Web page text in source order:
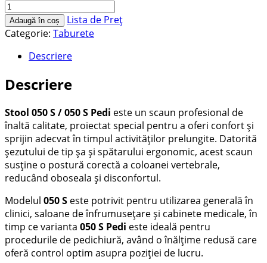
Adaugă în coș
Lista de Preț
Categorie: Taburete
Descriere
Descriere
Stool 050 S / 050 S Pedi este un scaun profesional de
înaltă calitate, proiectat special pentru a oferi confort și
sprijin adecvat în timpul activităților prelungite. Datorită
șezutului de tip șa și spătarului ergonomic, acest scaun
susține o postură corectă a coloanei vertebrale,
reducând oboseala și disconfortul.
Modelul 050 S este potrivit pentru utilizarea generală în
clinici, saloane de înfrumusețare și cabinete medicale, în
timp ce varianta 050 S Pedi este ideală pentru
procedurile de pedichiură, având o înălțime redusă care
oferă control optim asupra poziției de lucru.